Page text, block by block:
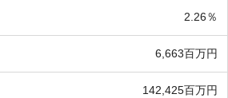
2.26％
6,663百万円
142,425百万円